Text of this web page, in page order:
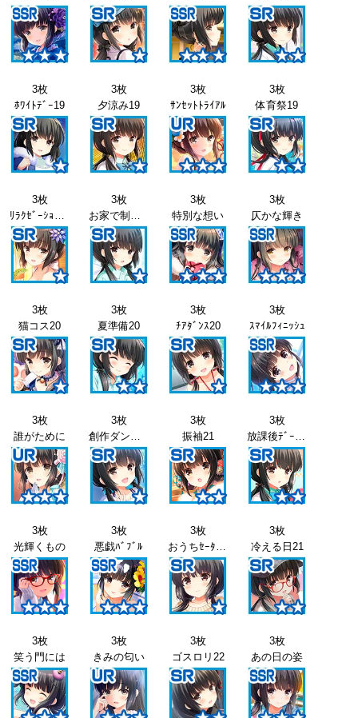
3枚
ﾎﾜｲﾄﾃﾞｰ19
3枚
夕涼み19
3枚
ｻﾝｾｯﾄﾄﾗｲｱﾙ
3枚
体育祭19
3枚
ﾘﾗｸｾﾞｰｼｮﾝ19
3枚
お家で制服19
3枚
特別な想い
3枚
仄かな輝き
3枚
猫コス20
3枚
夏準備20
3枚
ﾁｱﾀﾞﾝｽ20
3枚
ｽﾏｲﾙﾌｨﾆｯｼｭ
3枚
誰がために
3枚
創作ダンス20
3枚
振袖21
3枚
放課後ﾃﾞｰﾄ21
3枚
光輝くもの
3枚
悪戯ﾊﾞﾌﾞﾙ
3枚
おうちｾｰﾀｰ21
3枚
冷える日21
3枚
笑う門には
3枚
きみの匂い
3枚
ゴスロリ22
3枚
あの日の姿